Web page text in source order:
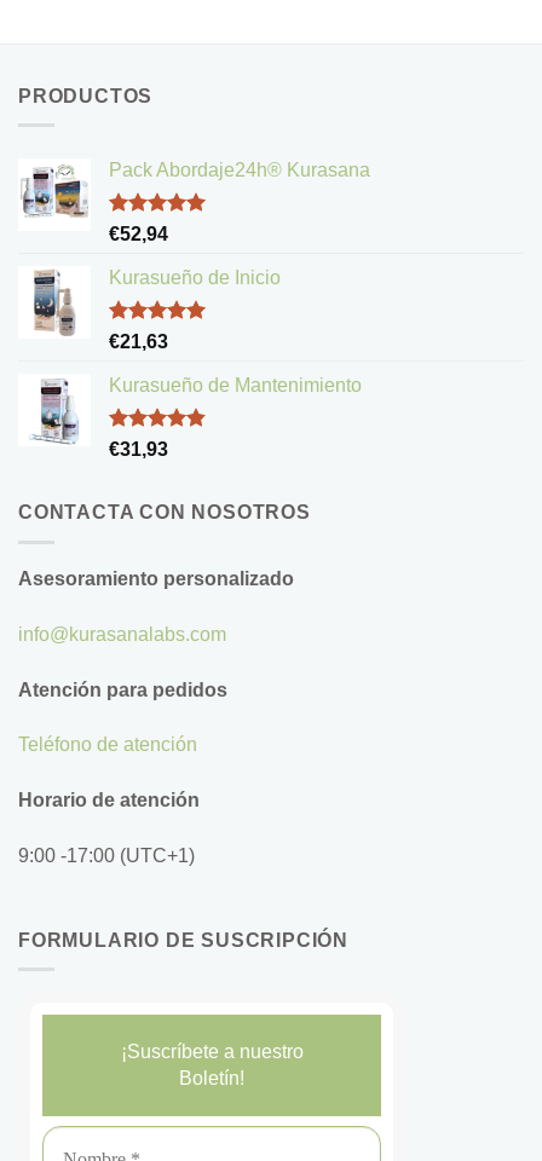
PRODUCTOS
Pack Abordaje24h® Kurasana
Valorado
de 5
€52,94
Kurasueño de Inicio
Valorado
de 5
€21,63
Kurasueño de Mantenimiento
Valorado
€31,93
CONTACTA CON NOSOTROS
Asesoramiento personalizado
info@kurasanalabs.com
Atención para pedidos
Teléfono de atención
Horario de atención
9:00 -17:00 (UTC+1)
FORMULARIO DE SUSCRIPCIÓN
¡Suscríbete a nuestro
Boletín!